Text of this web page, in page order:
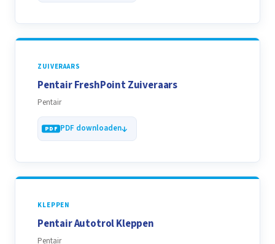
ZUIVERAARS
Pentair FreshPoint Zuiveraars
Pentair
PDF downloaden
KLEPPEN
Pentair Autotrol Kleppen
Pentair